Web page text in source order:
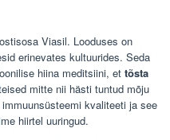
Viasil. Looduses on
erinevates kultuurides. Seda
hiina meditsiini, et tõsta
mitte nii hästi tuntud mõju
kvaliteeti ja see
hiirtel uuringud.